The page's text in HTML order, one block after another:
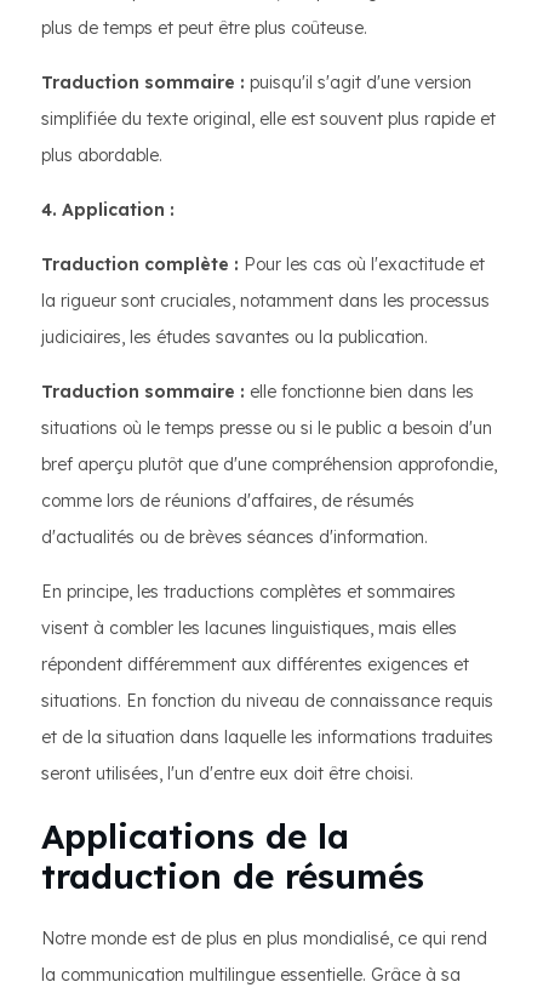
plus de temps et peut être plus coûteuse.
Traduction sommaire : puisqu'il s'agit d'une version
simplifiée du texte original, elle est souvent plus rapide et
plus abordable.
4. Application :
Traduction complète : Pour les cas où l'exactitude et
la rigueur sont cruciales, notamment dans les processus
judiciaires, les études savantes ou la publication.
Traduction sommaire : elle fonctionne bien dans les
situations où le temps presse ou si le public a besoin d'un
bref aperçu plutôt que d'une compréhension approfondie,
comme lors de réunions d'affaires, de résumés
d'actualités ou de brèves séances d'information.
En principe, les traductions complètes et sommaires
visent à combler les lacunes linguistiques, mais elles
répondent différemment aux différentes exigences et
situations. En fonction du niveau de connaissance requis
et de la situation dans laquelle les informations traduites
seront utilisées, l'un d'entre eux doit être choisi.
Applications de la
traduction de résumés
Notre monde est de plus en plus mondialisé, ce qui rend
la communication multilingue essentielle. Grâce à sa